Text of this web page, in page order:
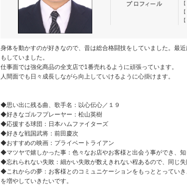
身体を動かすのが好きなので、昔は総合格闘技をしていました。最
もしていました。
仕事面では強化商品の全支店で1番売れるように頑張っています。
人間面でも日々成長しながら向上していけるように心掛けます。
◆思い出に残る曲、歌手名：以心伝心／１９
◆好きなゴルフプレーヤー：松山英樹
◆応援する球団：日本ハムファイターズ
◆好きな戦国武将：前田慶次
◆おすすめの映画：プライベートライアン
◆マツヤで嬉しかった事：色々なお店やお客様と出会う事ができ、知
◆忘れられない失敗：細かい失敗が数えきれない程あるので、同じ失
◆これからの夢：お客様とのコミュニケーションをもっととってい
を増やしていきたいです。